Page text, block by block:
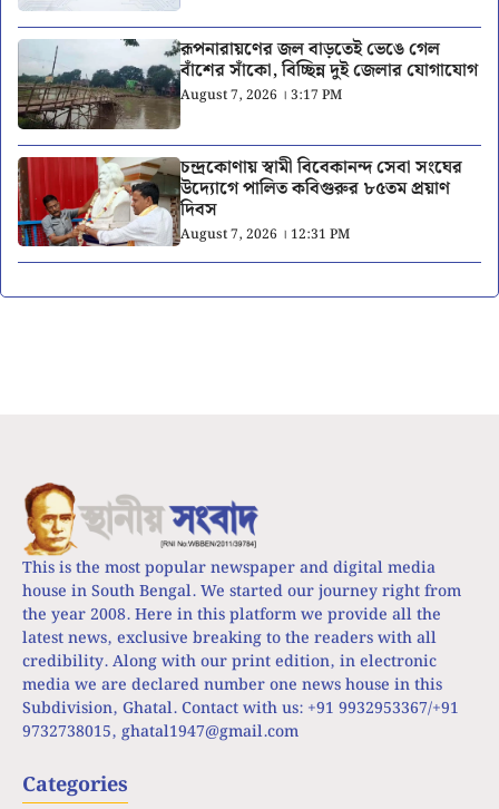
রূপনারায়ণের জল বাড়তেই ভেঙে গেল
বাঁশের সাঁকো, বিচ্ছিন্ন দুই জেলার যোগাযোগ
August 7, 2026 । 3:17 PM
চন্দ্রকোণায় স্বামী বিবেকানন্দ সেবা সংঘের
উদ্যোগে পালিত কবিগুরুর ৮৫তম প্রয়াণ
দিবস
August 7, 2026 । 12:31 PM
This is the most popular newspaper and digital media
house in South Bengal. We started our journey right from
the year 2008. Here in this platform we provide all the
latest news, exclusive breaking to the readers with all
credibility. Along with our print edition, in electronic
media we are declared number one news house in this
Subdivision, Ghatal. Contact with us: +91 9932953367/+91
9732738015, ghatal1947@gmail.com
Categories